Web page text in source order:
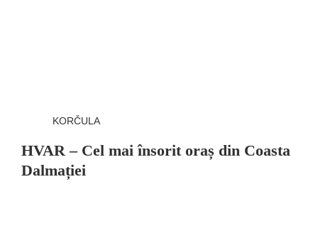
KORČULA
HVAR – Cel mai însorit oraș din Coasta
Dalmației